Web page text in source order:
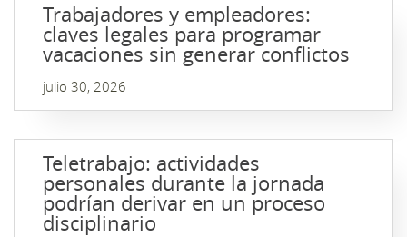
Trabajadores y empleadores:
claves legales para programar
vacaciones sin generar conflictos
julio 30, 2026
Teletrabajo: actividades
personales durante la jornada
podrían derivar en un proceso
disciplinario